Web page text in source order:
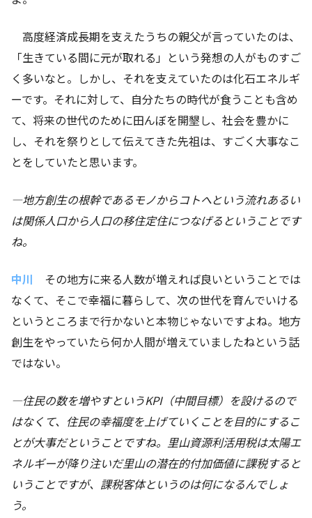
高度経済成長期を支えたうちの親父が言っていたのは、
「生きている間に元が取れる」という発想の人がものすご
く多いなと。しかし、それを支えていたのは化石エネルギ
ーです。それに対して、自分たちの時代が食うことも含め
て、将来の世代のために田んぼを開墾し、社会を豊かに
し、それを祭りとして伝えてきた先祖は、すごく大事なこ
とをしていたと思います。
―地方創生の根幹であるモノからコトへという流れあるい
は関係人口から人口の移住定住につなげるということです
ね。
中川 その地方に来る人数が増えれば良いということでは
なくて、そこで幸福に暮らして、次の世代を育んでいける
というところまで行かないと本物じゃないですよね。地方
創生をやっていたら何か人間が増えていましたねという話
ではない。
―住民の数を増やすというKPI（中間目標）を設けるので
はなくて、住民の幸福度を上げていくことを目的にするこ
とが大事だということですね。里山資源利活用税は太陽エ
ネルギーが降り注いだ里山の潜在的付加価値に課税すると
いうことですが、課税客体というのは何になるんでしょ
う。